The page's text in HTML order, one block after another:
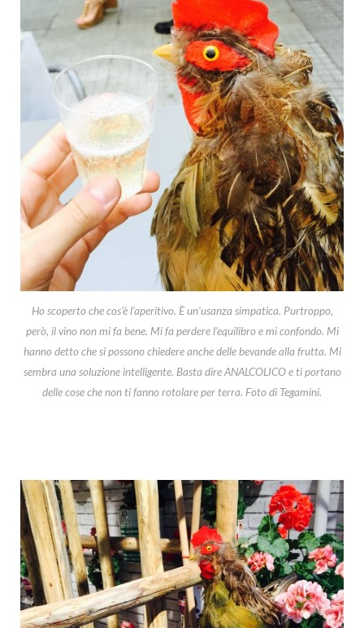
Ho scoperto che cos’è l’aperitivo. È un’usanza simpatica. Purtroppo,
però, il vino non mi fa bene. Mi fa perdere l’equilibro e mi confondo. Mi
hanno detto che si possono chiedere anche delle bevande alla frutta. Mi
sembra una soluzione intelligente. Basta dire ANALCOLICO e ti portano
delle cose che non ti fanno rotolare per terra. Foto di Tegamini.